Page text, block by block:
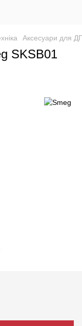
Аксесуари для
SKSB01